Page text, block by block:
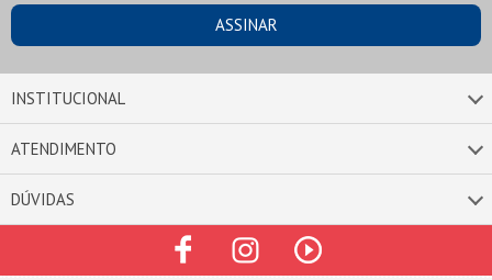
INSTITUCIONAL
ATENDIMENTO
DÚVIDAS